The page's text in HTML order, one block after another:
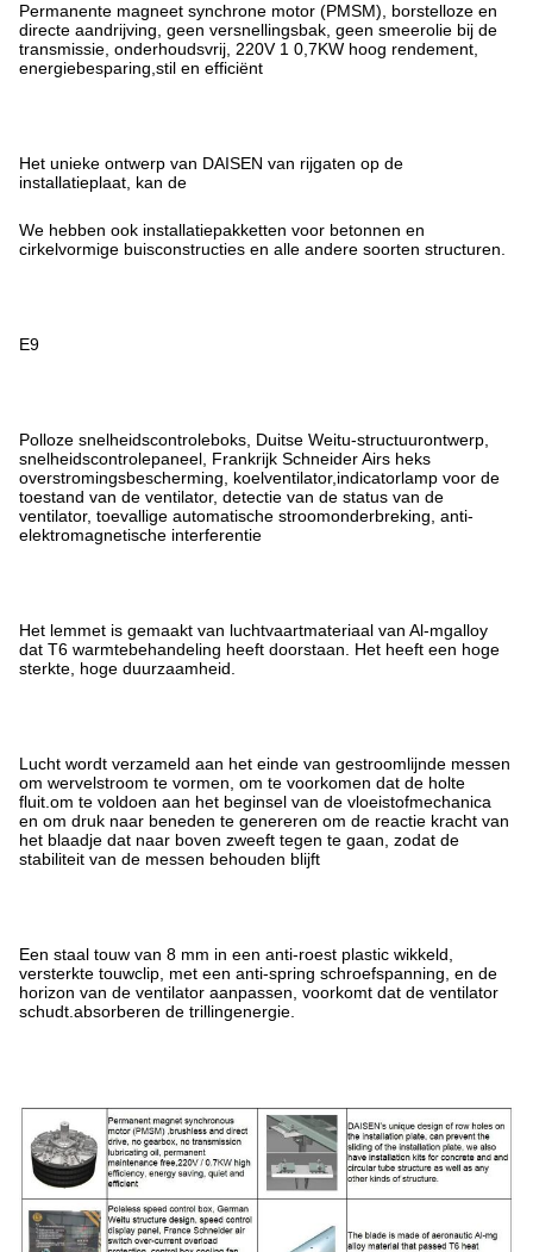
Permanente magneet synchrone motor (PMSM), borstelloze en
directe aandrijving, geen versnellingsbak, geen smeerolie bij de
transmissie, onderhoudsvrij, 220V 1 0,7KW hoog rendement,
energiebesparing,stil en efficiënt
Het unieke ontwerp van DAISEN van rijgaten op de
installatieplaat, kan de
We hebben ook installatiepakketten voor betonnen en
cirkelvormige buisconstructies en alle andere soorten structuren.
E9
Polloze snelheidscontroleboks, Duitse Weitu-structuurontwerp,
snelheidscontrolepaneel, Frankrijk Schneider Airs heks
overstromingsbescherming, koelventilator,indicatorlamp voor de
toestand van de ventilator, detectie van de status van de
ventilator, toevallige automatische stroomonderbreking, anti-
elektromagnetische interferentie
Het lemmet is gemaakt van luchtvaartmateriaal van Al-mgalloy
dat T6 warmtebehandeling heeft doorstaan. Het heeft een hoge
sterkte, hoge duurzaamheid.
Lucht wordt verzameld aan het einde van gestroomlijnde messen
om wervelstroom te vormen, om te voorkomen dat de holte
fluit.om te voldoen aan het beginsel van de vloeistofmechanica
en om druk naar beneden te genereren om de reactie kracht van
het blaadje dat naar boven zweeft tegen te gaan, zodat de
stabiliteit van de messen behouden blijft
Een staal touw van 8 mm in een anti-roest plastic wikkeld,
versterkte touwclip, met een anti-spring schroefspanning, en de
horizon van de ventilator aanpassen, voorkomt dat de ventilator
schudt.absorberen de trillingenergie.